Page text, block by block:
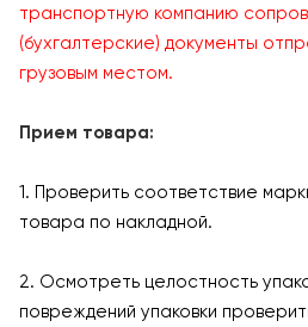
транспортную компанию
(бухгалтерские) документы
грузовым местом.
Прием товара:
1. Проверить соответствие
товара по накладной.
2. Осмотреть целостность
повреждений упаковки